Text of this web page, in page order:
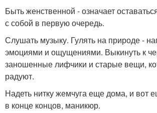
Быть женственной - означает
с собой в первую очередь.
Слушать музыку. Гулять на природе -
эмоциями и ощущениями. Выкинуть к
заношенные лифчики и старые вещи,
радуют.
Надеть нитку жемчуга еще дома, и вот
в конце концов, маникюр.